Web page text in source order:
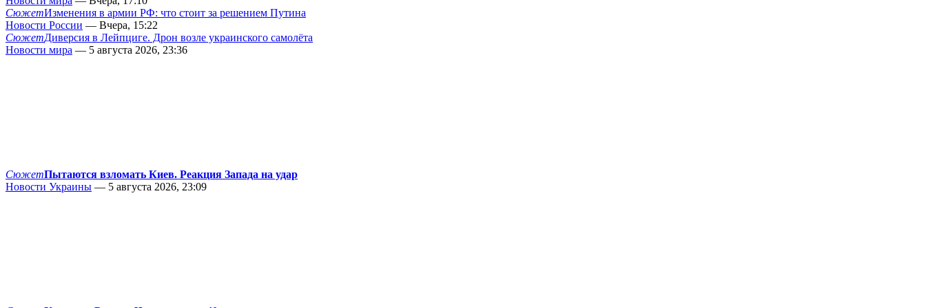
СюжетИзменения в армии РФ: что стоит за решением Путина
Новости России — Вчера, 15:22
СюжетДиверсия в Лейпциге. Дрон возле украинского самолёта
Новости мира — 5 августа 2026, 23:36
СюжетПытаются взломать Киев. Реакция Запада на удар
Новости Украины — 5 августа 2026, 23:09